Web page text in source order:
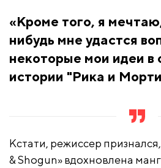
«Кроме того, я
нибудь мне удастся
некоторые мои идеи в
истории "Рика и
Кстати, режиссер
& Shogun» вдохновлена